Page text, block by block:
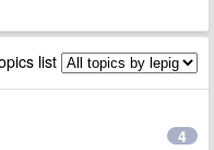
list
4